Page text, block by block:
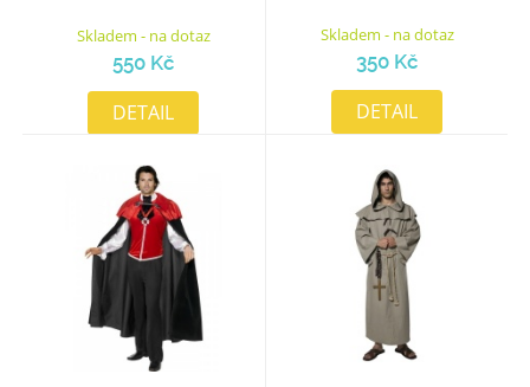
Skladem - na dotaz
550 Kč
DETAIL
Skladem - na dotaz
350 Kč
DETAIL